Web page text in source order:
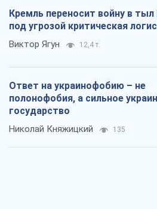
Кремль переносит войну в
под угрозой критическая
Виктор Ягун 12,4 т.
Ответ на украинофобию – не
полонофобия, а сильное
государство
Николай Княжицкий 135